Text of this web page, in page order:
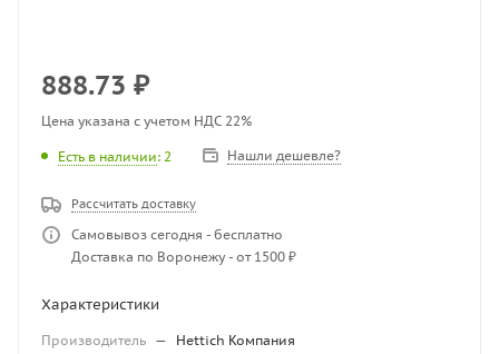
888.73 ₽
Цена указана с учетом НДС 22%
Есть в наличии: 2 Нашли дешевле?
Рассчитать доставку
Самовывоз сегодня - бесплатно
Доставка по Воронежу - от 1500 ₽
Характеристики
Производитель —
Hettich Компания